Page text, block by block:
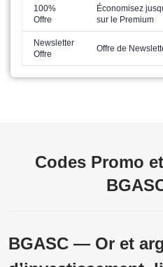
100%
Offre
Économisez
sur le Premium
Newsletter
Offre
Offre de
Codes Promo
BGASC — Or et